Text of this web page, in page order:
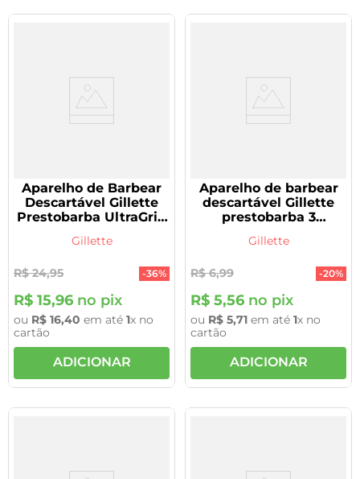
Aparelho de Barbear
Descartável Gillette
Prestobarba UltraGrip
Gillette
R$ 24,95 -36%
R$ 15,96 no pix
ou R$ 16,40 em até 1x no
cartão
ADICIONAR
Aparelho de barbear
descartável Gillette
prestobarba 3
Gillette
R$ 6,99 -20%
R$ 5,56 no pix
ou R$ 5,71 em até 1x no
cartão
ADICIONAR